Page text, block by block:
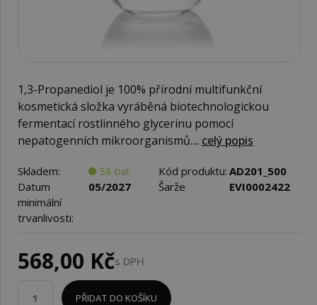
1,3-Propanediol je 100% přírodní multifunkční
kosmetická složka vyráběná biotechnologickou
fermentací rostlinného glycerinu pomocí
nepatogenních mikroorganismů.... celý popis
Skladem: 58 bal. Kód produktu: AD201_500
Datum
minimální
trvanlivosti:
05/2027 Šarže EVI0002422
568,00 Kčs DPH
PŘIDAT DO KOŠÍKU